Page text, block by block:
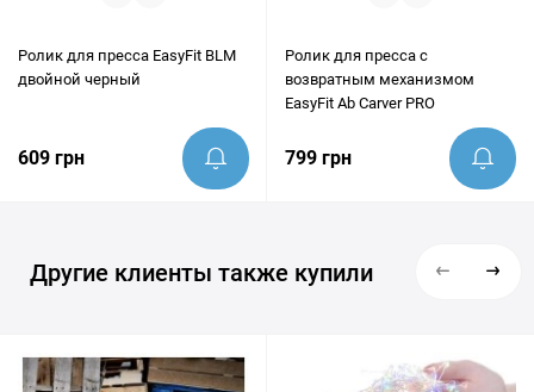
Ролик для пресса EasyFit BLM
двойной черный
609 грн
Ролик для пресса с
возвратным механизмом
EasyFit Ab Carver PRO
799 грн
Другие клиенты также купили